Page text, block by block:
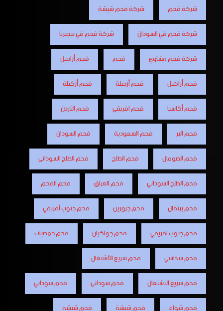
شركة فحم
شركة فحم شيشة
شركة فحم في السودان
شركة فحم في نيجيريا
شركة فحم مشاوي
فحم
فحم أراجيل
فحم أراكيل
فحم أرجيلة
فحم أركيلة
فحم أكاسيا
فحم افريقي
فحم الأردن
فحم البر
فحم السعودية
فحم السودان
فحم الصومال
فحم الطلح
فحم الطلح السودانى
فحم الطلح السوداني
فحم العراق
فحم الفحم
فحم برتقال
فحم جزورين
فحم جنوب أفريقي
فحم جنوب افريقي
فحم جواكيان
فحم حمضيات
فحم سداسي
فحم سريع الأشتعال
فحم سريع الاشتعال
فحم سودانى
فحم سوداني